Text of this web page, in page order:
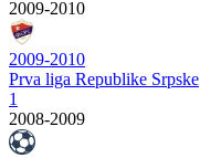
2009-2010
2009-2010
Prva liga Republike Srpske
1
2008-2009